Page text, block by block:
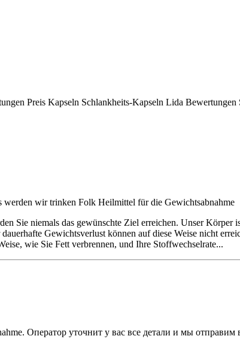
Preis Kapseln Schlankheits-Kapseln Lida
wir trinken Folk Heilmittel für die Gewichtsabnahme
Sie niemals das gewünschte Ziel erreichen. Unser Körper
Gewichtsverlust können auf diese Weise nicht
wie Sie Fett verbrennen, und Ihre Stoffwechselrate...
Оператор уточнит у вас все детали и мы отправим